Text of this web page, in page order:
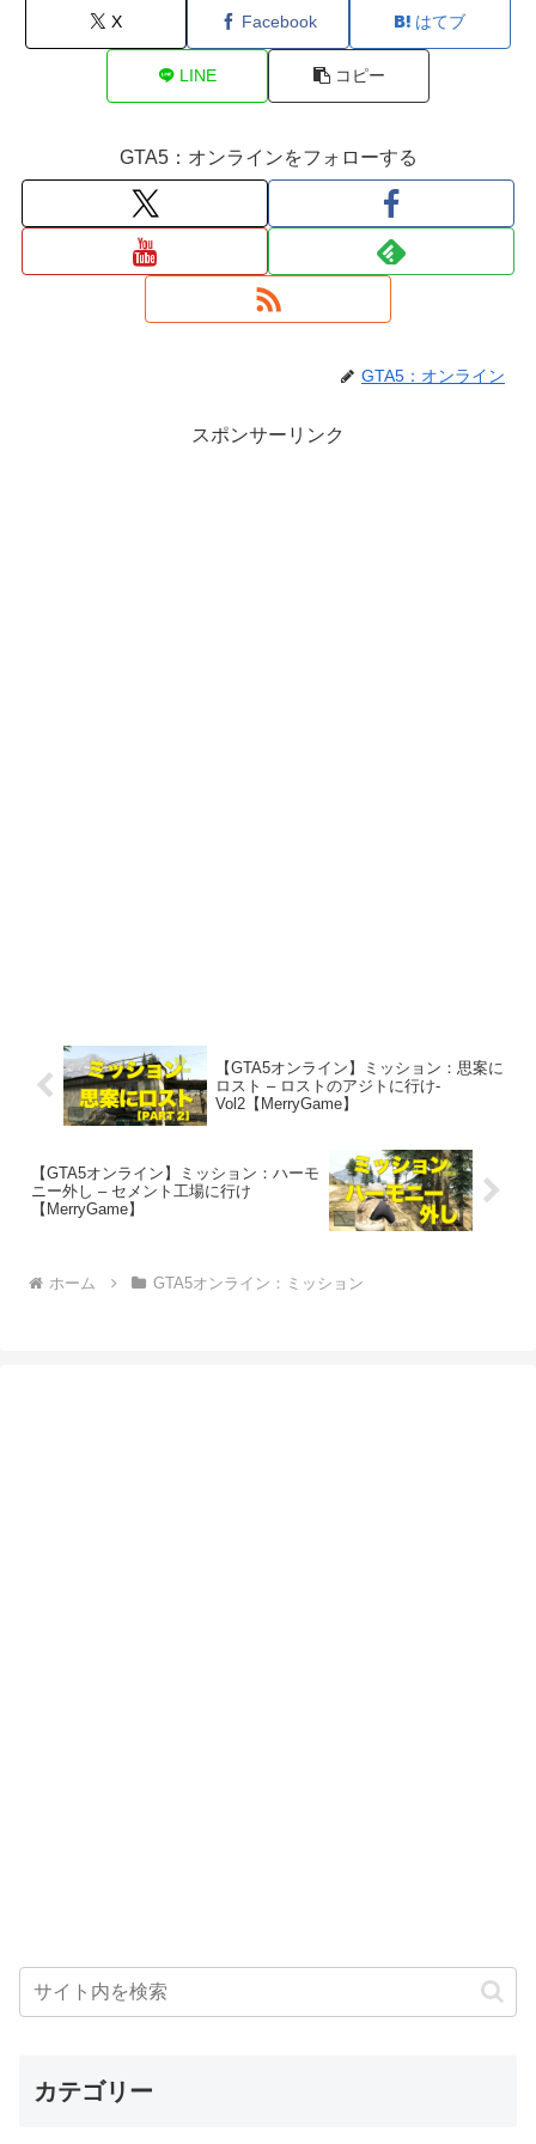
X Facebook はてブ
LINE コピー
GTA5：オンラインをフォローする
GTA5：オンライン
スポンサーリンク
【GTA5オンライン】ミッション：思案に
ロスト – ロストのアジトに行け-
Vol2【MerryGame】
【GTA5オンライン】ミッション：ハーモ
ニー外し – セメント工場に行け
【MerryGame】
ホーム GTA5オンライン：ミッション
カテゴリー